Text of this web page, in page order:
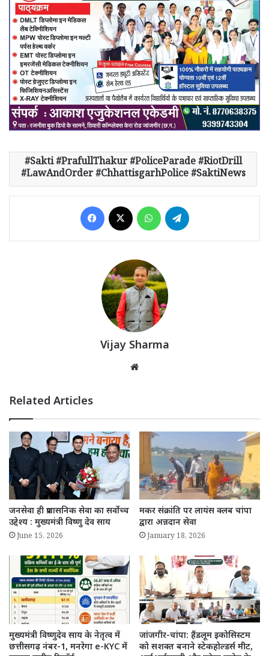
Sakti #PrafullThakur #PoliceParade #RiotDrill
#LawAndOrder #ChhattisgarhPolice #SaktiNews
Facebook WhatsApp
Vijay Sharma
Related Articles
जनसेवा ही प्रशासनिक सेवा का सर्वोच्च
उद्देश्य : मुख्यमंत्री विष्णु देव साय
June 15, 2026
मकर संक्रांति पर लायंस क्लब चांपा
द्वारा अन्नदान सेवा
January 18, 2026
मुख्यमंत्री विष्णुदेव साय के नेतृत्व में
छत्तीसगढ़ नंबर-1, मनरेगा e-KYC में
जांजगीर-चांपा: हैंडलूम इकोसिस्टम
को सशक्त बनाने स्टेकहोल्डर्स मीट,